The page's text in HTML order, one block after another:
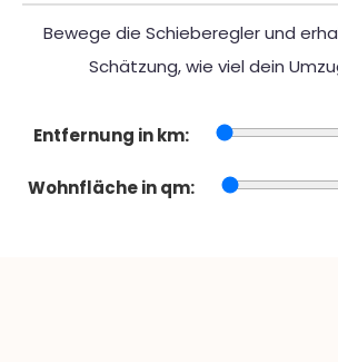
Bewege die Schieberegler und
Schätzung, wie viel dein
Entfernung in km:
Wohnfläche in qm: